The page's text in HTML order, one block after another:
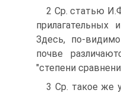
2 Ср. статью
прилагательных
Здесь, по-
почве
"степени
3 Ср. такое же